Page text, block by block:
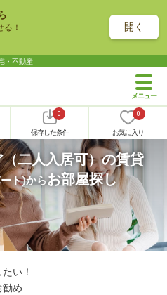
！ 開く
・不動産
0
保存した条件
0
お気に入り
二人入居可）の賃貸
ト)からお部屋探し
い！
勧め